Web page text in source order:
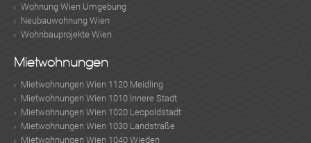
Wohnung Wien Umgebung
Neubauwohnung Wien
Wohnbauprojekte Wien
Mietwohnungen
Mietwohnungen Wien 1120 Meidling
Mietwohnungen Wien 1010 Innere Stadt
Mietwohnungen Wien 1020 Leopoldstadt
Mietwohnungen Wien 1030 Landstraße
Mietwohnungen Wien 1040 Wieden